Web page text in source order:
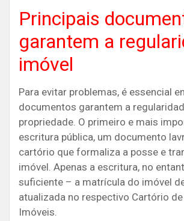
Principais
garantem a
imóvel
Para evitar problemas, é essencial
documentos garantem a
propriedade. O primeiro e mais
escritura pública, um documento
cartório que formaliza a posse e
imóvel. Apenas a escritura, no
suficiente – a matrícula do imóvel
atualizada no respectivo Cartório
Imóveis.